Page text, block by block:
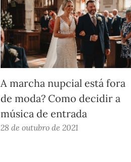
A marcha nupcial está fora
de moda? Como decidir a
música de entrada
28 de outubro de 2021